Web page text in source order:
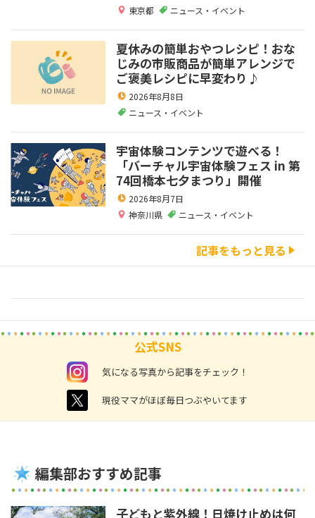
東京都
ニュース・イベント
夏休みの簡単おやつレシピ！おな
じみの市販商品が簡単アレンジで
ご褒美レシピに早変わり♪
2026年8月8日
ニュース・イベント
宇宙体験コンテンツで遊べる！
「バーチャル宇宙体験フェス in 第
74回橋本七夕まつり」開催
2026年8月7日
神奈川県
ニュース・イベント
記事をもっと見る
公式SNS
instagram 気になる写真から記事をチェック！
twitter 現役ママがほぼ毎日つぶやいてます
編集部おすすめ記事
子どもと紫外線！日焼け止めは何